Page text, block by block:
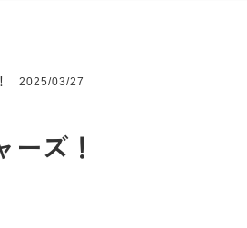
！ 2025/03/27
ーズ！